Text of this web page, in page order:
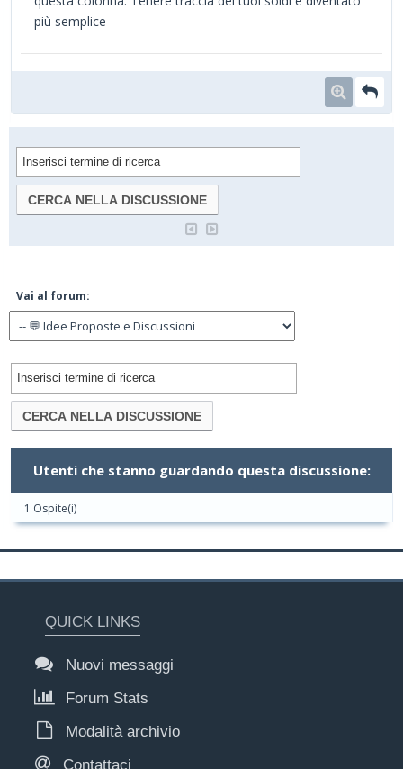
più semplice
Vai al forum:
Utenti che stanno guardando questa discussione:
1 Ospite(i)
QUICK LINKS
Nuovi messaggi
Forum Stats
Modalità archivio
Contattaci